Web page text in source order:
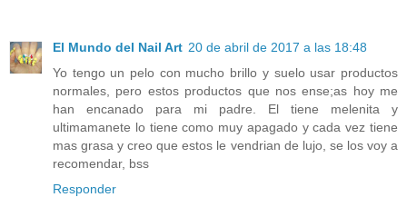
El Mundo del Nail Art 20 de abril de 2017 a las 18:48
Yo tengo un pelo con mucho brillo y suelo usar productos
normales, pero estos productos que nos ense;as hoy me
han encanado para mi padre. El tiene melenita y
ultimamanete lo tiene como muy apagado y cada vez tiene
mas grasa y creo que estos le vendrian de lujo, se los voy a
recomendar, bss
Responder